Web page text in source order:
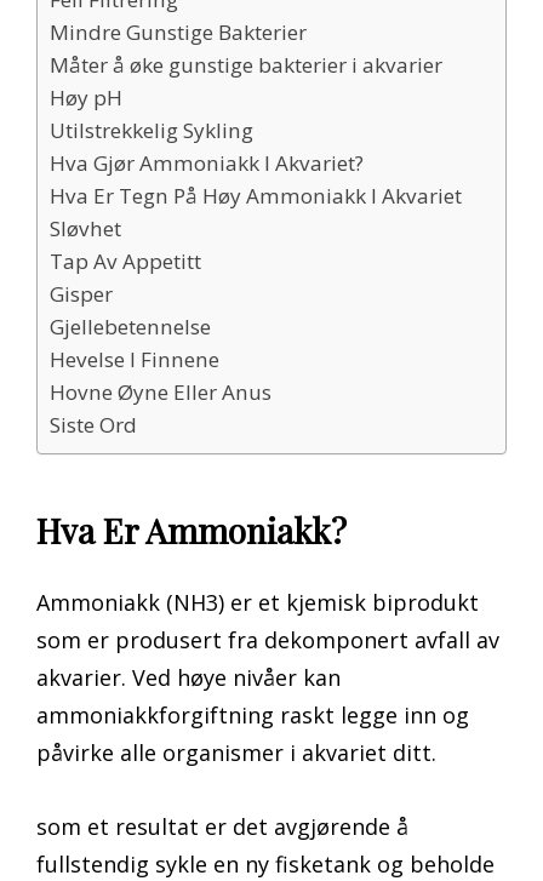
Mindre Gunstige Bakterier
Måter å øke gunstige bakterier i akvarier
Høy pH
Utilstrekkelig Sykling
Hva Gjør Ammoniakk I Akvariet?
Hva Er Tegn På Høy Ammoniakk I Akvariet
Sløvhet
Tap Av Appetitt
Gisper
Gjellebetennelse
Hevelse I Finnene
Hovne Øyne Eller Anus
Siste Ord
Hva Er Ammoniakk?
Ammoniakk (NH3) er et kjemisk biprodukt
som er produsert fra dekomponert avfall av
akvarier. Ved høye nivåer kan
ammoniakkforgiftning raskt legge inn og
påvirke alle organismer i akvariet ditt.
som et resultat er det avgjørende å
fullstendig sykle en ny fisketank og beholde